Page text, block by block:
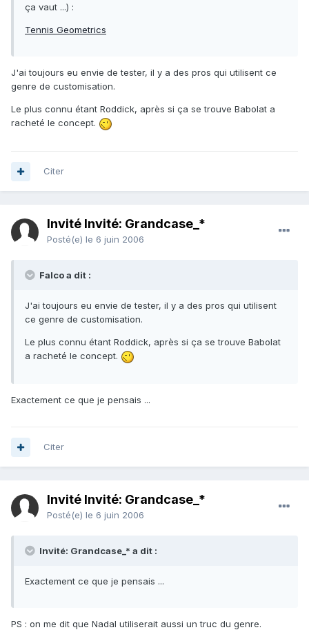
ça vaut ...) :
Tennis Geometrics
J'ai toujours eu envie de tester, il y a des pros qui utilisent ce
genre de customisation.
Le plus connu étant Roddick, après si ça se trouve Babolat a
racheté le concept.
Citer
Invité Invité: Grandcase_*
Posté(e) le 6 juin 2006
Falco a dit :
J'ai toujours eu envie de tester, il y a des pros qui utilisent
ce genre de customisation.
Le plus connu étant Roddick, après si ça se trouve Babolat
a racheté le concept.
Exactement ce que je pensais ...
Citer
Invité Invité: Grandcase_*
Posté(e) le 6 juin 2006
Invité: Grandcase_* a dit :
Exactement ce que je pensais ...
PS : on me dit que Nadal utiliserait aussi un truc du genre.